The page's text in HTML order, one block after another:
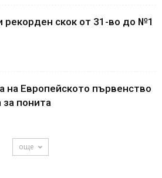
рекорден скок от 31-во до №1
на Европейското първенство
за понита
още